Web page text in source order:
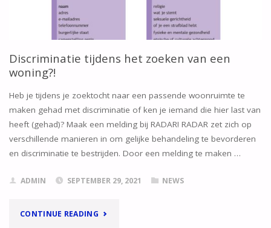
Discriminatie tijdens het zoeken van een
woning?!
Heb je tijdens je zoektocht naar een passende woonruimte te
maken gehad met discriminatie of ken je iemand die hier last van
heeft (gehad)? Maak een melding bij RADAR! RADAR zet zich op
verschillende manieren in om gelijke behandeling te bevorderen
en discriminatie te bestrijden. Door een melding te maken …
ADMIN SEPTEMBER 29, 2021 NEWS
CONTINUE READING"DISCRIMINATIE